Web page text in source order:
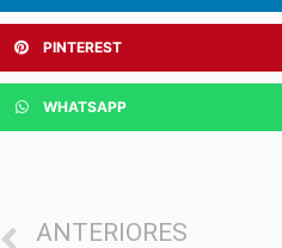
PINTEREST
WHATSAPP
ANTERIORES